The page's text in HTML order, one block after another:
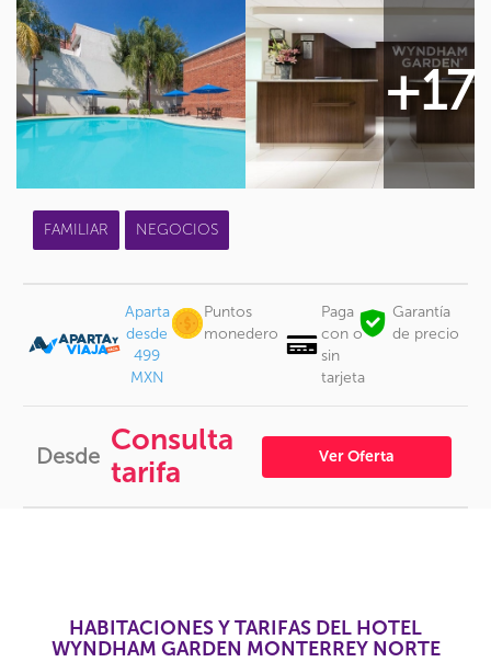
+17
FAMILIAR NEGOCIOS
Aparta
desde
499
MXN
Puntos
monedero
Paga
con o
sin
tarjeta
Garantía
de precio
Desde Consulta
tarifa
Ver Oferta
HABITACIONES Y TARIFAS DEL HOTEL
WYNDHAM GARDEN MONTERREY NORTE